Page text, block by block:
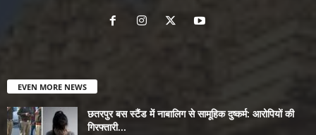
EVEN MORE NEWS
छतरपुर बस स्टैंड में नाबालिग से सामूहिक दुष्कर्म: आरोपियों की
गिरफ्तारी...